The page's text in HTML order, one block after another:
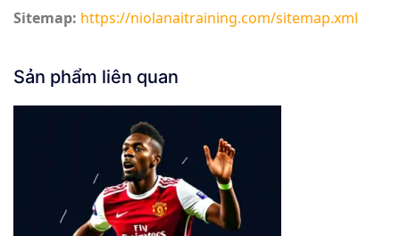
Sitemap: https://niolanaitraining.com/sitemap.xml
Sản phẩm liên quan